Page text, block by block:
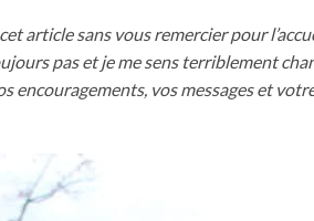
article sans vous remercier pour
pas et je me sens terriblement
encouragements, vos messages et